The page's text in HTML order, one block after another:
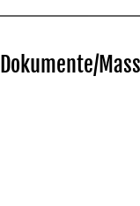
Dokumente/